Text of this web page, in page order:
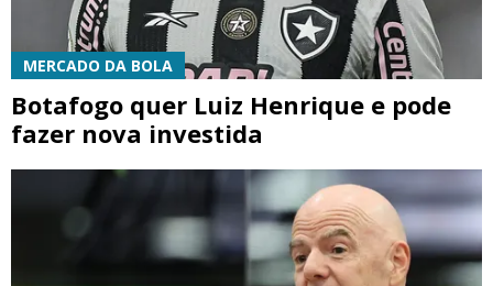
MERCADO DA BOLA
Botafogo quer Luiz Henrique e pode
fazer nova investida